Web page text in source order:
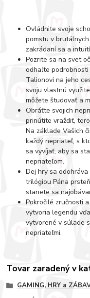
Ovládnite svoje
pomstu v
zakrádaní sa a
Pozrite sa na svet
odhaľte podrobnosti
Talionovi na jeho
svoju vlastnú
môžete študovať a
Obráťte svojich
prinútite vraždiť,
Na základe Vašich
každý nepriateľ, s
sa vyvíjať, aby sa
nepriateľom.
Dej hry sa
trilógiou Pána
stanete sa
Pokročilé zručnosti
vytvoria legendu
vytvorené v súlade
nepriateľmi.
Tovar zaradený v
GAMING, HRY a